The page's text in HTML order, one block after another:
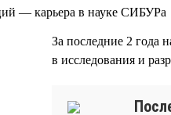
За последние 2 года
в исследования и